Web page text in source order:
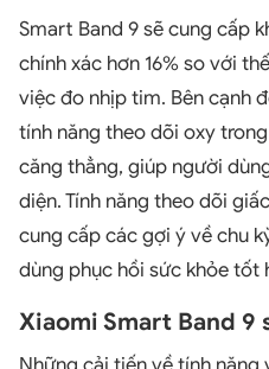
Smart Band 9 sẽ cung cấp
chính xác hơn 16% so với
việc đo nhịp tim. Bên cạnh
tính năng theo dõi oxy
căng thẳng, giúp người
diện. Tính năng theo dõi
cung cấp các gợi ý về chu
dùng phục hồi sức khỏe tốt
Xiaomi Smart Band 9